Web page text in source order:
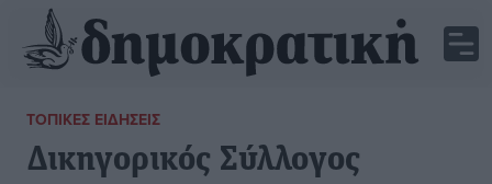
ΤΟΠΙΚΈΣ ΕΙΔΉΣΕΙΣ
Δικηγορικός Σύλλογος